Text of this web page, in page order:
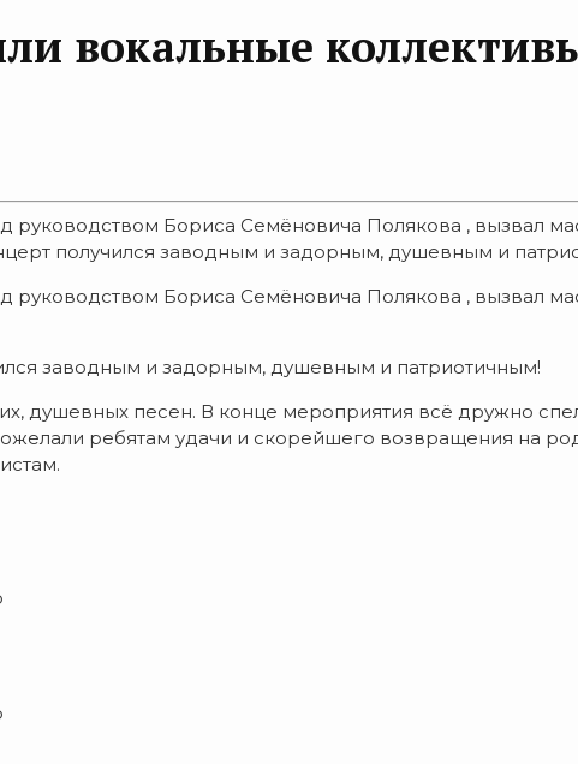
вокальные
руководством Бориса Семёновича Полякова , вызвал
получился заводным и задорным, душевным и
руководством Бориса Семёновича Полякова , вызвал
заводным и задорным, душевным и патриотичным!
душевных песен. В конце мероприятия всё дружно
ребятам удачи и скорейшего возвращения на